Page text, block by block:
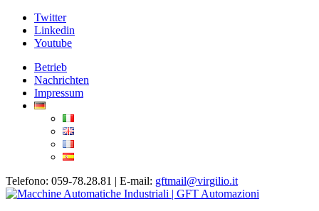
Twitter
Linkedin
Youtube
Betrieb
Nachrichten
Impressum
Telefono: 059-78.28.81 | E-mail: gftmail@virgilio.it